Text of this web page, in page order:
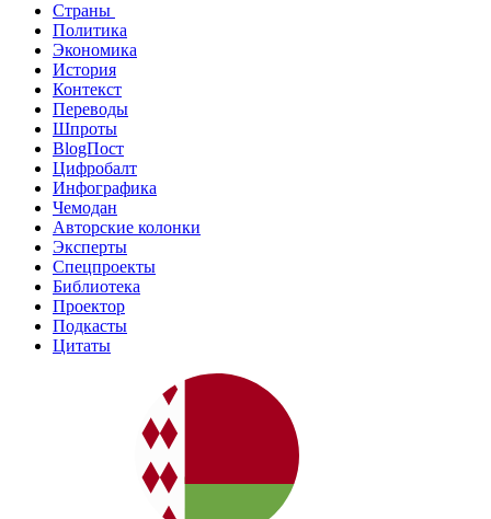
Страны
Политика
Экономика
История
Контекст
Переводы
Шпроты
BlogПост
Цифробалт
Инфографика
Чемодан
Авторские колонки
Эксперты
Спецпроекты
Библиотека
Проектор
Подкасты
Цитаты